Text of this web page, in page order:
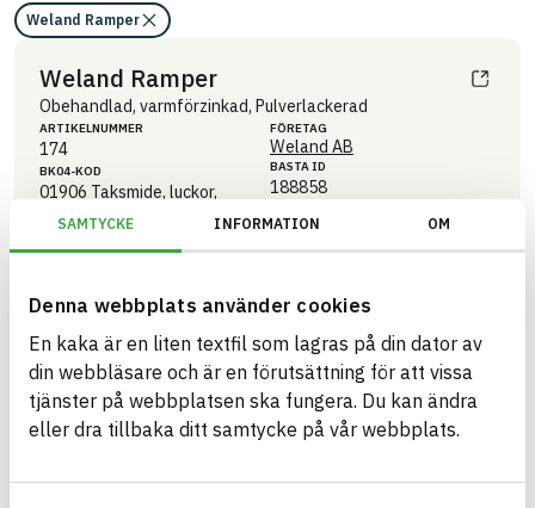
SAMTYCKE INFORMATION OM
Denna webbplats använder cookies
En kaka är en liten textfil som lagras på din dator av
din webbläsare och är en förutsättning för att vissa
tjänster på webbplatsen ska fungera. Du kan ändra
eller dra tillbaka ditt samtycke på vår webbplats.
Weland Ramper
Weland Ramper
Obehandlad, varmförzinkad, Pulverlackerad
ARTIKEL­NUMMER
174
BK04-KOD
01906 Taksmide, luckor,
bryggor och balkonger
FÖRETAG
Weland AB
BASTA ID
188858
HÄLSO- OCH MILJÖ­FARLIGHET Information finns
CIRKULARITET Information ej lämnad
FÖRNYBARHET Information ej lämnad
MILJÖEFFEKTER – EPD Information ej lämnad
EMISSIONER OCH TESTER Information ej lämnad